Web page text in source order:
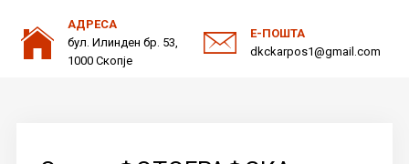
АДРЕСА
бул. Илинден бр. 53,
1000 Скопје
Е-ПОШТА
dkckarpos1@gmail.com